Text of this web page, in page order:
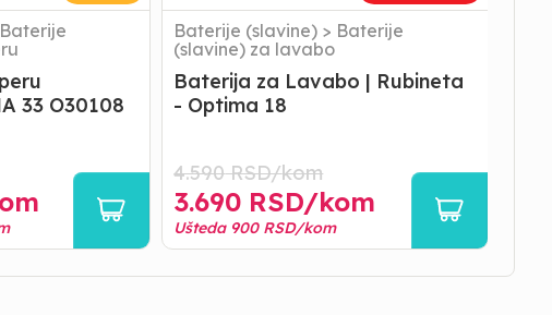
Baterije
33 O30108
Baterije (slavine) > Baterije
(slavine) za lavabo
Baterija za Lavabo | Rubineta
- Optima 18
4.590RSD/kom
3.690 RSD/kom
Ušteda 900RSD/kom